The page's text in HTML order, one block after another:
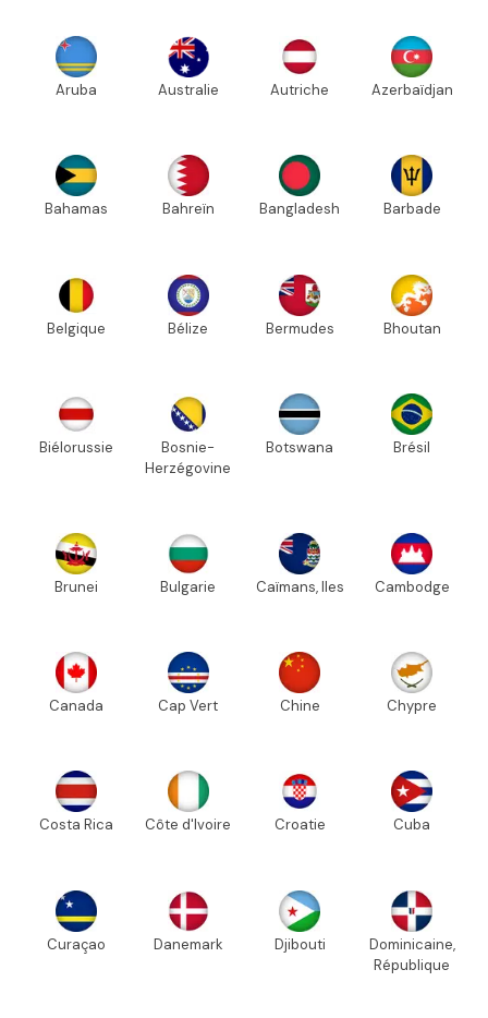
Aruba Australie Autriche Azerbaïdjan
Bahamas Bahreïn Bangladesh Barbade
Belgique Bélize Bermudes Bhoutan
Biélorussie
Bosnie-
Herzégovine
Botswana Brésil
Brunei Bulgarie Caïmans, Iles Cambodge
Canada Cap Vert Chine Chypre
Costa Rica Côte d'Ivoire Croatie Cuba
Curaçao Danemark Djibouti
Dominicaine,
République